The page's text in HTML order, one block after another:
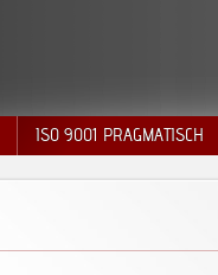
ISO 9001 PRAGMATISCH